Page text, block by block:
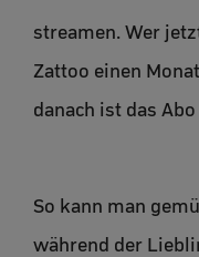
streamen. Wer
Zattoo einen Monat
danach ist das
So kann man
während der